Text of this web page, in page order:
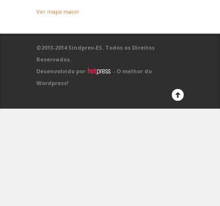
Ver mapa maior
©2013-2014 Sindprev-ES. Todos os Direitos
Reservados.
Desenvolvido por
- O melhor do
Wordpress!